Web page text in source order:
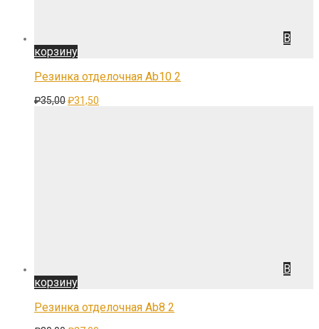
В
корзину
Резинка отделочная Ab10 2
₽35,00Первоначальная
₽31,50
В
корзину
Резинка отделочная Ab8 2